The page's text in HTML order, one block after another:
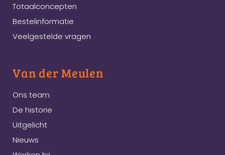
Totaalconcepten
Bestelinformatie
Veelgestelde vragen
Van der Meulen
Ons team
De historie
Uitgelicht
Nieuws